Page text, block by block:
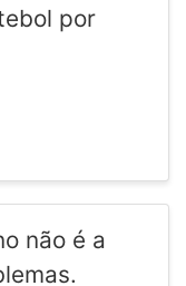
por
não é a